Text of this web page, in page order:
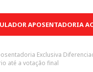
APOSENTADORIA
Exclusiva
até a votação final